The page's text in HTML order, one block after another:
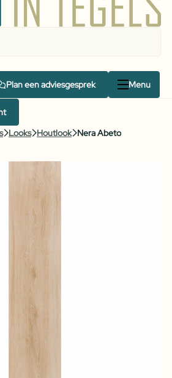
Plan een adviesgesprek Menu
Looks Houtlook Nera Abeto